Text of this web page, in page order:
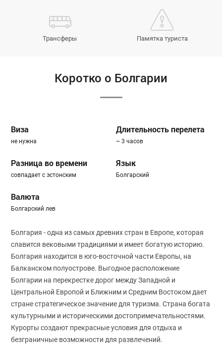
Трансферы Памятка туриста
Коротко о Болгарии
Виза
не нужна
Длительность перелета
~ 3 часов
Разница во времени
совпадает с эстонским
Язык
Болгарский
Валюта
Болгарский лев
Болгария - одна из самых древних стран в Европе, которая
славится вековыми традициями и имеет богатую историю.
Болгария находится в юго-восточной части Европы, на
Балканском полуострове. Выгодное расположение
Болгарии на перекрестке дорог между Западной и
Центральной Европой и Ближним и Средним Востоком дает
стране стратегическое значение для туризма. Страна богата
культурными и историческими достопримечательностями.
Курорты создают прекрасные условия для отдыха и
безграничные возможности для развлечений.